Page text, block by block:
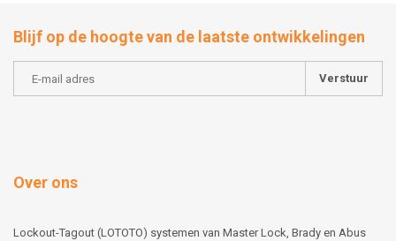
Blijf op de hoogte van de laatste ontwikkelingen
Verstuur
Over ons
Lockout-Tagout (LOTOTO) systemen van Master Lock, Brady en Abus